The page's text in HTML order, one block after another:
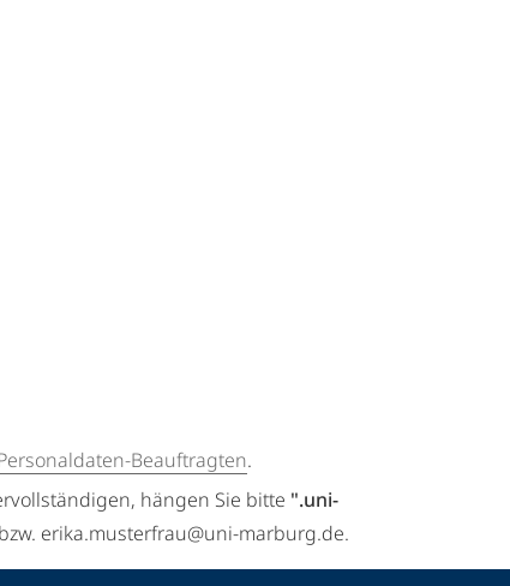
Beauftragten.
hängen Sie bitte ".uni-
erika.musterfrau@uni-marburg.de.